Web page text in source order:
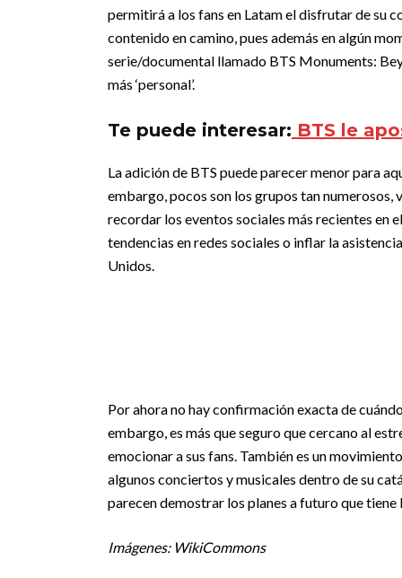
permitirá a los fans en Latam el disfrutar de su
contenido en camino, pues además en algún
serie/documental llamado BTS Monuments:
más ‘personal’.
Te puede interesar: BTS le
La adición de BTS puede parecer menor para
embargo, pocos son los grupos tan numerosos,
recordar los eventos sociales más recientes en
tendencias en redes sociales o inflar la
Unidos.
Por ahora no hay confirmación exacta de
embargo, es más que seguro que cercano al
emocionar a sus fans. También es un
algunos conciertos y musicales dentro de su
parecen demostrar los planes a futuro que
Imágenes: WikiCommons